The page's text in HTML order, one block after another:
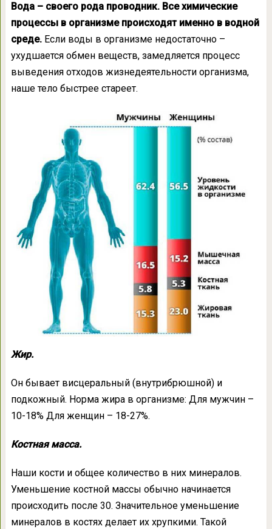
Вода – своего рода проводник. Все химические
процессы в организме происходят именно в водной
среде.Если воды в организме недостаточно –
ухудшается обмен веществ, замедляется процесс
выведения отходов жизнедеятельности организма,
наше тело быстрее стареет.
Жир.
Он бывает висцеральный (внутрибрюшной) и
подкожный. Норма жира в организме: Для мужчин –
10-18% Для женщин – 18-27%.
Костная масса.
Наши кости и общее количество в них минералов.
Уменьшение костной массы обычно начинается
происходить после 30. Значительное уменьшение
минералов в костях делает их хрупкими. Такой